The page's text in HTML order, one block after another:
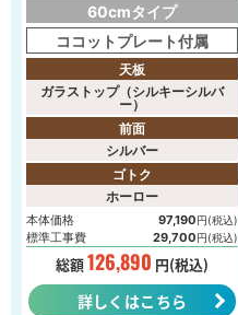
60cmタイプ
ココットプレート付属
天板
ガラストップ（シルキーシルバ
ー）
前面
シルバー
ゴトク
ホーロー
本体価格 97,190円(税込)
標準工事費 29,700円(税込)
総額126,890 円(税込)
詳しくはこちら